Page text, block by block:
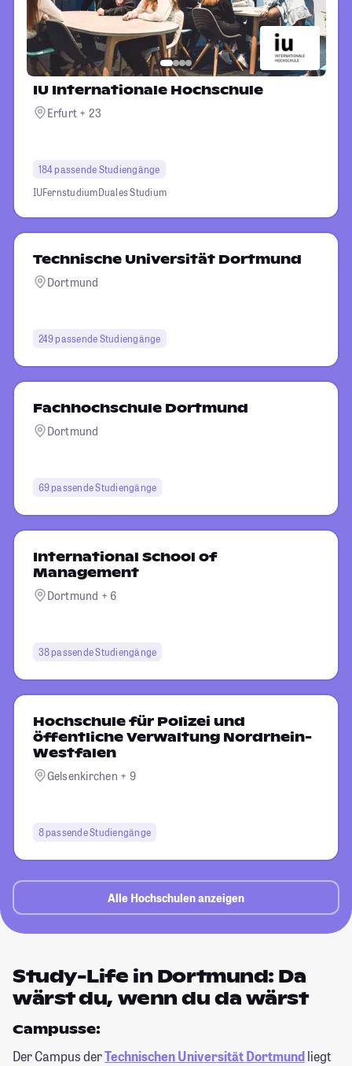
IU Internationale Hochschule
Erfurt + 23
184 passende Studiengänge
IUFernstudiumDuales Studium
Technische Universität Dortmund
Dortmund
249 passende Studiengänge
Fachhochschule Dortmund
Dortmund
69 passende Studiengänge
International School of
Management
Dortmund + 6
38 passende Studiengänge
Hochschule für Polizei und
öffentliche Verwaltung Nordrhein-
Westfalen
Gelsenkirchen + 9
8 passende Studiengänge
Alle Hochschulen anzeigen
Study-Life in Dortmund: Da
wärst du, wenn du da wärst
Campusse:
Der Campus derTechnischen Universität Dortmundliegt